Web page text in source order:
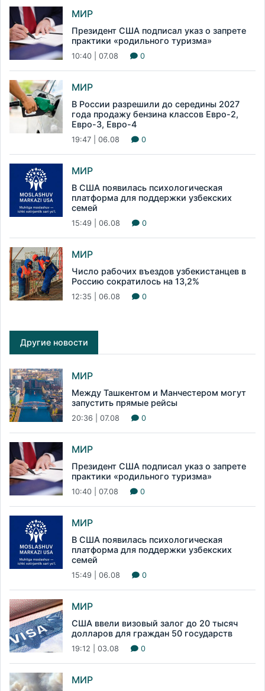
МИР
Президент США подписал указ о запрете
практики «родильного туризма»
10:40 | 07.08 0
МИР
В России разрешили до середины 2027
года продажу бензина классов Евро-2,
Евро-3, Евро-4
19:47 | 06.08 0
МИР
В США появилась психологическая
платформа для поддержки узбекских
семей
15:49 | 06.08 0
МИР
Число рабочих въездов узбекистанцев в
Россию сократилось на 13,2%
12:35 | 06.08 0
Другие новости
МИР
Между Ташкентом и Манчестером могут
запустить прямые рейсы
20:36 | 07.08 0
МИР
Президент США подписал указ о запрете
практики «родильного туризма»
10:40 | 07.08 0
МИР
В США появилась психологическая
платформа для поддержки узбекских
семей
15:49 | 06.08 0
МИР
США ввели визовый залог до 20 тысяч
долларов для граждан 50 государств
19:12 | 03.08 0
МИР